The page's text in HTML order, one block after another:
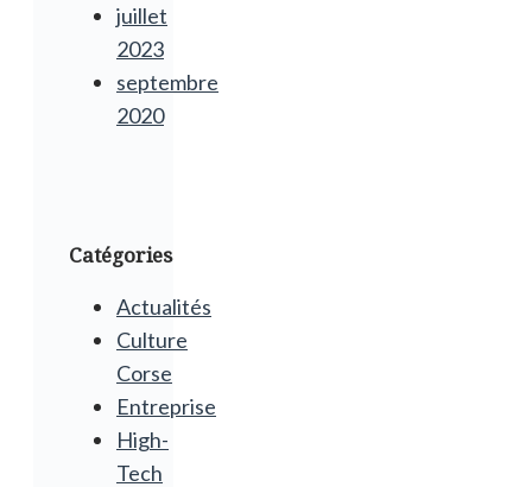
juillet
2023
septembre
2020
Catégories
Actualités
Culture
Corse
Entreprise
High-
Tech